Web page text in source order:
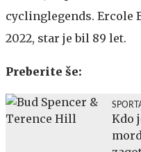
cyclinglegends. Ercole
2022, star je bil 89 let.
Preberite še:
Kdo